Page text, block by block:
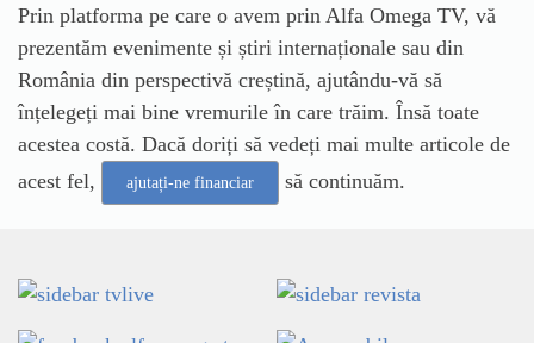
Prin platforma pe care o avem prin Alfa Omega TV, vă
prezentăm evenimente și știri internaționale sau din
România din perspectivă creștină, ajutându-vă să
înțelegeți mai bine vremurile în care trăim. Însă toate
acestea costă. Dacă doriți să vedeți mai multe articole de
acest fel,
ajutați-ne financiar să continuăm.